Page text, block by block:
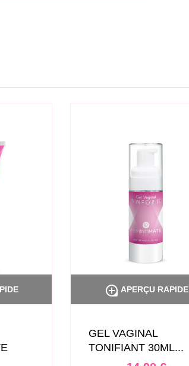
 APERÇU RAPIDE
GEL VAGINAL
TONIFIANT 30ML...